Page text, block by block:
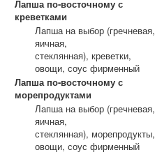
Лапша по-восточному с
креветками
Лапша на выбор (гречневая,
яичная,
стеклянная), креветки,
овощи, соус фирменный
Лапша по-восточному с
морепродуктами
Лапша на выбор (гречневая,
яичная,
стеклянная), морепродукты,
овощи, соус фирменный